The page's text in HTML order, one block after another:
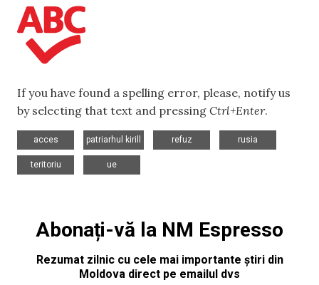
If you have found a spelling error, please, notify us
by selecting that text and pressing Ctrl+Enter.
acces
patriarhul kirill
refuz
rusia
teritoriu
ue
Abonați-vă la NM Espresso
Rezumat zilnic cu cele mai importante știri din
Moldova direct pe emailul dvs